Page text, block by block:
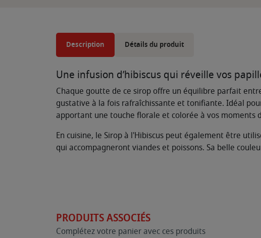
Description Détails du produit
Une infusion d’hibiscus qui réveille vos
Chaque goutte de ce sirop offre un équilibre parfait
gustative à la fois rafraîchissante et tonifiante. Idéal
apportant une touche florale et colorée à vos moments
En cuisine, le Sirop à l'Hibiscus peut également être
qui accompagneront viandes et poissons. Sa belle
PRODUITS ASSOCIÉS
Complétez votre panier avec ces produits